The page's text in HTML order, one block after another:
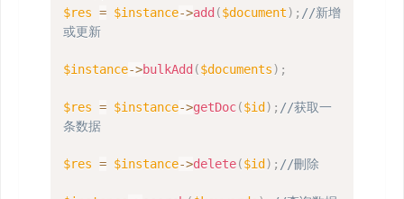
$res = $instance->add ($document) ; //新增
或更新
$instance->bulkAdd ($documents) ;
$res = $instance->getDoc($id ) ; //获取一
条数据
$res = $instance->delete($id ) ; //刪除